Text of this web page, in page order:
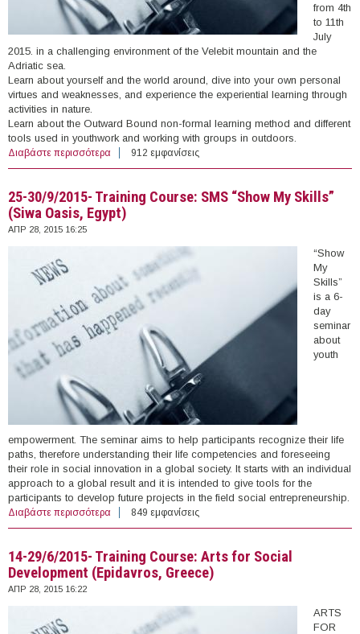
from 4th
to 11th
July
2015. in a challenging environment of the Velebit mountain and the
Adriatic sea.
Learn about yourself and the world around, dive into your own personal
virtues and weaknesses, and experience the experiential learning through
activities in nature.
Learn about the Outward Bound non-formal learning method and different
tools used in youthwork and working with groups in outdoors.
Διαβάστε περισσότερα για 4-11/7/2015- Training Course: Dive into yourself!
(Croatia)
912 εμφανίσεις
25-30/9/2015- Training Course: SMS “Show My Skills”
(Siwa Oasis, Egypt)
ΑΠΡ 28, 2015 16:25
“Show
My
Skills”
is a 6-
day
seminar
about
youth
empowerment. The seminar aims to help participants recognize their life
paths, therefore understanding their life competencies and foreseeing
their role in social innovation in a global society. It starts with an individual
approach to a global result and it is intended to give tools for the
participants to develop future projects in the field social entrepreneurship.
Διαβάστε περισσότερα για 25-30/9/2015- Training Course: SMS “Show My
Skills” (Siwa Oasis, Egypt)
849 εμφανίσεις
14-29/6/2015- Training Course: Arts for Social
Development (Epidavros, Greece)
ΑΠΡ 28, 2015 16:22
ARTS
FOR